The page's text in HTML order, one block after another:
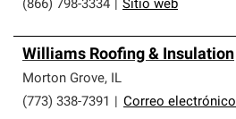
(866) 798-3334 Sitio web
Williams Roofing & Insulation
Morton Grove, IL
(773) 338-7391
Correo electrónico